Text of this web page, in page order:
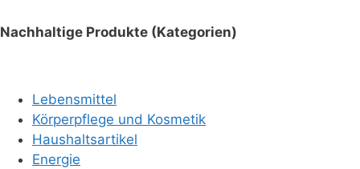
Nachhaltige Produkte (Kategorien)
Lebensmittel
Körperpflege und Kosmetik
Haushaltsartikel
Energie